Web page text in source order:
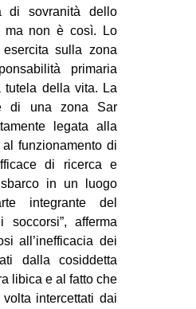
di sovranità dello
ma non è così. Lo
sulla zona
primaria
tutela della vita. La
di una zona Sar
legata alla
funzionamento di
di ricerca e
in un luogo
integrante del
soccorsi”, afferma
all’inefficacia dei
dalla cosiddetta
libica e al fatto che
intercettati dai